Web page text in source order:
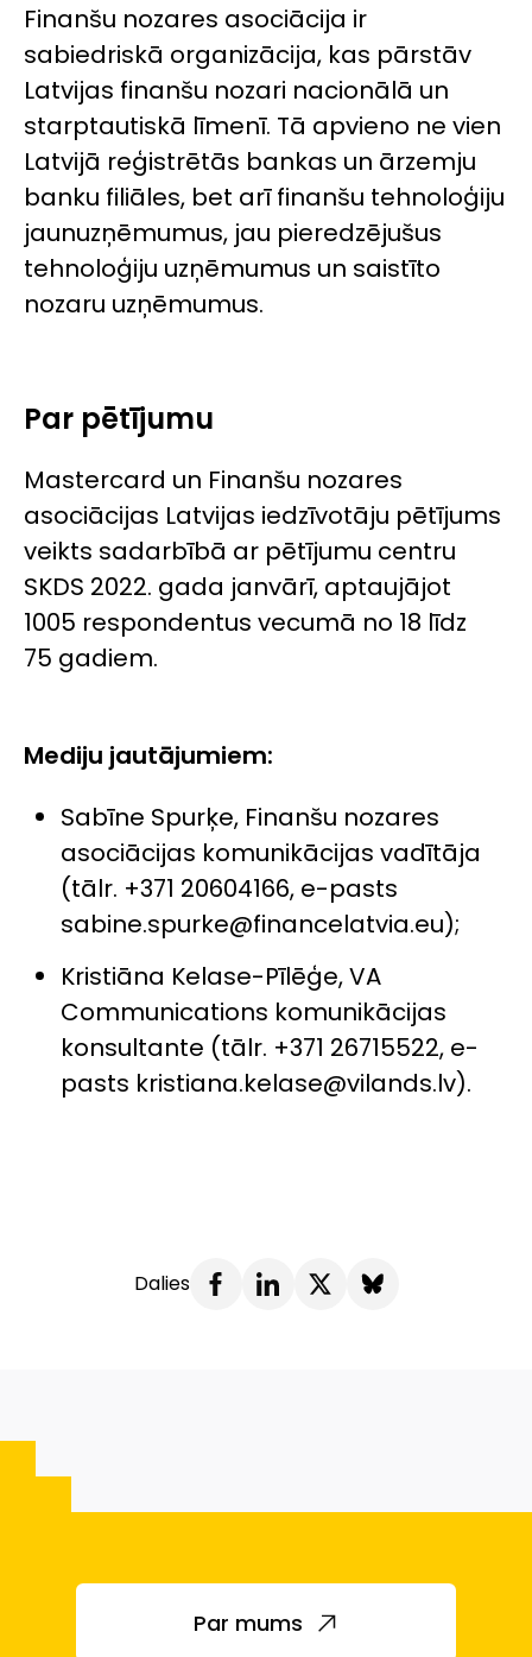
Finanšu nozares asociācija ir
sabiedriskā organizācija, kas pārstāv
Latvijas finanšu nozari nacionālā un
starptautiskā līmenī. Tā apvieno ne vien
Latvijā reģistrētās bankas un ārzemju
banku filiāles, bet arī finanšu tehnoloģiju
jaunuzņēmumus, jau pieredzējušus
tehnoloģiju uzņēmumus un saistīto
nozaru uzņēmumus.
Par pētījumu
Mastercard un Finanšu nozares
asociācijas Latvijas iedzīvotāju pētījums
veikts sadarbībā ar pētījumu centru
SKDS 2022. gada janvārī, aptaujājot
1005 respondentus vecumā no 18 līdz
75 gadiem.
Mediju jautājumiem:
Sabīne Spurķe, Finanšu nozares
asociācijas komunikācijas vadītāja
(tālr. +371 20604166, e-pasts
sabine.spurke@financelatvia.eu);
Kristiāna Kelase-Pīlēģe, VA
Communications komunikācijas
konsultante (tālr. +371 26715522, e-
pasts kristiana.kelase@vilands.lv).
Dalies
Par mums